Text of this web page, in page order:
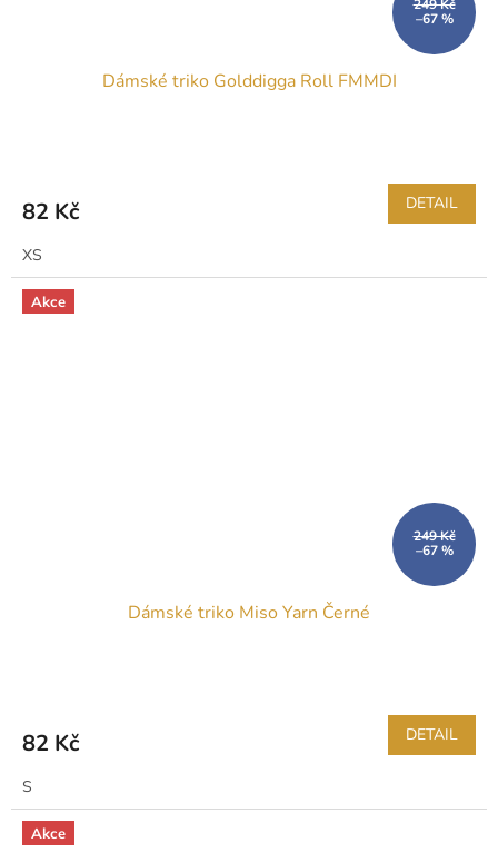
249 Kč
–67 %
Dámské triko Golddigga Roll FMMDI
82 Kč DETAIL
XS
Akce
249 Kč
–67 %
Dámské triko Miso Yarn Černé
82 Kč DETAIL
S
Akce